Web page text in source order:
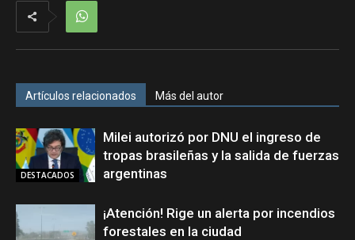
Artículos relacionados Más del autor
DESTACADOS
Milei autorizó por DNU el ingreso de
tropas brasileñas y la salida de fuerzas
argentinas
¡Atención! Rige un alerta por incendios
forestales en la ciudad